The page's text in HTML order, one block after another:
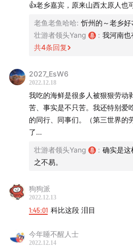
👍老乡嘉宾，原来山西太原人也
老鱼老鱼哈哈: 忻州的～老乡好
壮游者领头Yang
: 我河南也
共4条回复
2027_EsW6
2022.12.18
我吃的海鲜是很多人被狠狠劳动
苦、事实是不只苦。我还特别爱
的同行、同事们。（第三世界的
了…
壮游者领头Yang : 确实是这
之不易。
狗狗派
2022.12.13
1:45:01 科比这段 泪目
今年睡不醒人士
2022.12.14